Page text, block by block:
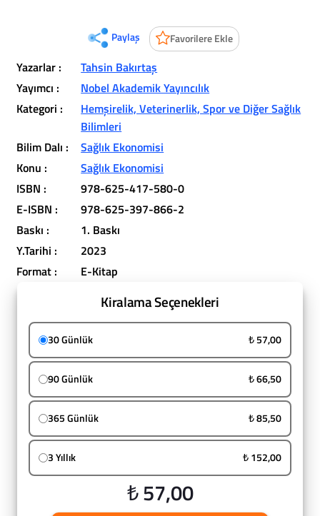
Paylaş Favorilere Ekle
Yazarlar :
Tahsin Bakırtaş
Yayımcı :
Nobel Akademik Yayıncılık
Kategori :
Hemşirelik, Veterinerlik, Spor ve Diğer Sağlık
Bilimleri
Bilim Dalı :
Sağlık Ekonomisi
Konu :
Sağlık Ekonomisi
ISBN :
978-625-417-580-0
E-ISBN :
978-625-397-866-2
Baskı :
1. Baskı
Y.Tarihi :
2023
Format :
E-Kitap
Kiralama Seçenekleri
30 Günlük ₺ 57,00
90 Günlük ₺ 66,50
365 Günlük ₺ 85,50
3 Yıllık ₺ 152,00
₺ 57,00